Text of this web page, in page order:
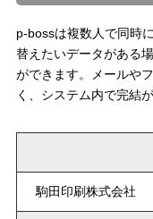
p-bossは複数人で同時
替えたいデータがある
ができます。メールや
く、システム内で完結
駒田印刷株式会社